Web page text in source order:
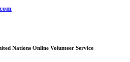
Nations Online Volunteer Service